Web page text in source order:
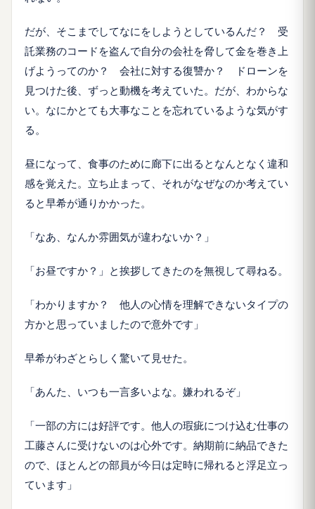
だが、そこまでしてなにをしようとしているんだ？ 受
託業務のコードを盗んで自分の会社を脅して金を巻き上
げようってのか？ 会社に対する復讐か？ ドローンを
見つけた後、ずっと動機を考えていた。だが、わからな
い。なにかとても大事なことを忘れているような気がす
る。
昼になって、食事のために廊下に出るとなんとなく違和
感を覚えた。立ち止まって、それがなぜなのか考えてい
ると早希が通りかかった。
「なあ、なんか雰囲気が違わないか？」
「お昼ですか？」と挨拶してきたのを無視して尋ねる。
「わかりますか？ 他人の心情を理解できないタイプの
方かと思っていましたので意外です」
早希がわざとらしく驚いて見せた。
「あんた、いつも一言多いよな。嫌われるぞ」
「一部の方には好評です。他人の瑕疵につけ込む仕事の
工藤さんに受けないのは心外です。納期前に納品できた
ので、ほとんどの部員が今日は定時に帰れると浮足立っ
ています」